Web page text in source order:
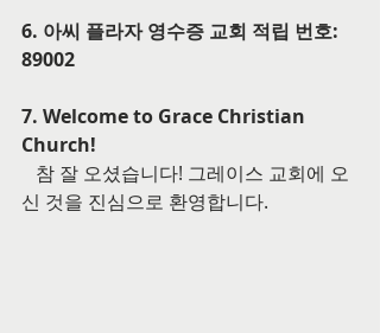
6. 아씨 플라자 영수증 교회 적립 번호:
89002
7. Welcome to Grace Christian
Church!
신 것을 진심으로 환영합니다.